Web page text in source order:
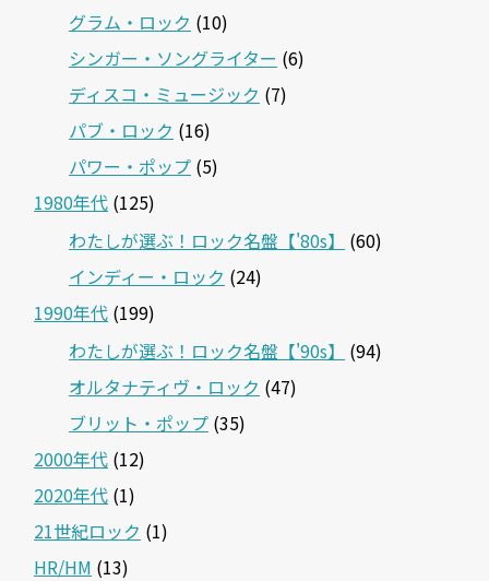
グラム・ロック (10)
シンガー・ソングライター (6)
ディスコ・ミュージック (7)
パブ・ロック (16)
パワー・ポップ (5)
1980年代 (125)
わたしが選ぶ！ロック名盤【'80s】
(60)
インディー・ロック (24)
1990年代 (199)
わたしが選ぶ！ロック名盤【'90s】
(94)
オルタナティヴ・ロック (47)
ブリット・ポップ (35)
2000年代 (12)
2020年代 (1)
21世紀ロック (1)
HR/HM (13)